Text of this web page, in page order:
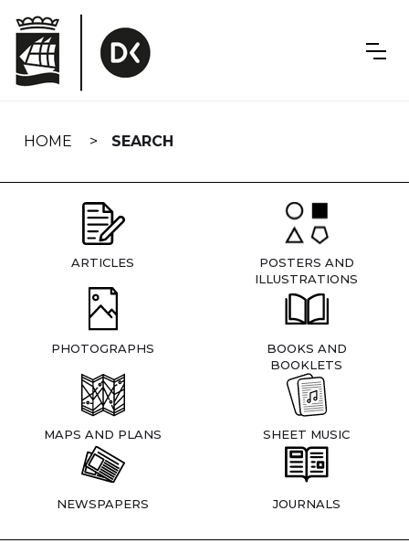
navigation
HOME SEARCH
ARTICLES
POSTERS AND
ILLUSTRATIONS
PHOTOGRAPHS
BOOKS AND
BOOKLETS
MAPS AND PLANS SHEET MUSIC
NEWSPAPERS JOURNALS